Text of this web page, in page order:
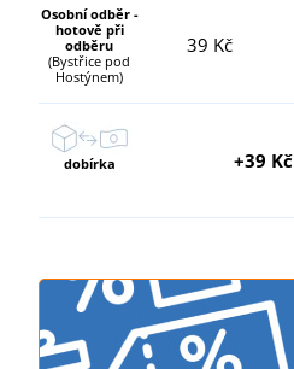
Osobní odběr -
hotově při
odběru
(Bystřice pod
Hostýnem)
39 Kč
dobírka +39 Kč